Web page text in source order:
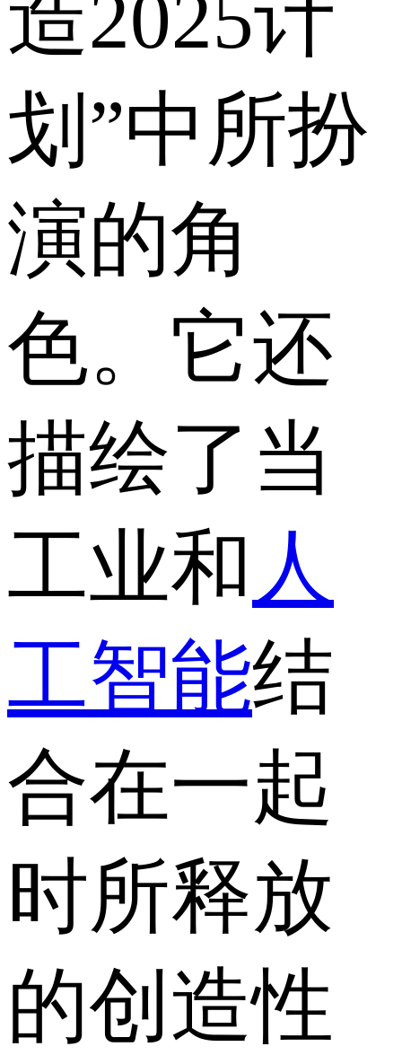
造2025计
划”中所扮
演的角
色。它还
描绘了当
工业和 人
工智能结
合在一起
时所释放
的创造性